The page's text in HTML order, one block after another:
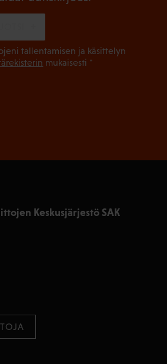
Keskusjärjestö SAK
tallentamisen ja käsittelyn
mukaisesti *